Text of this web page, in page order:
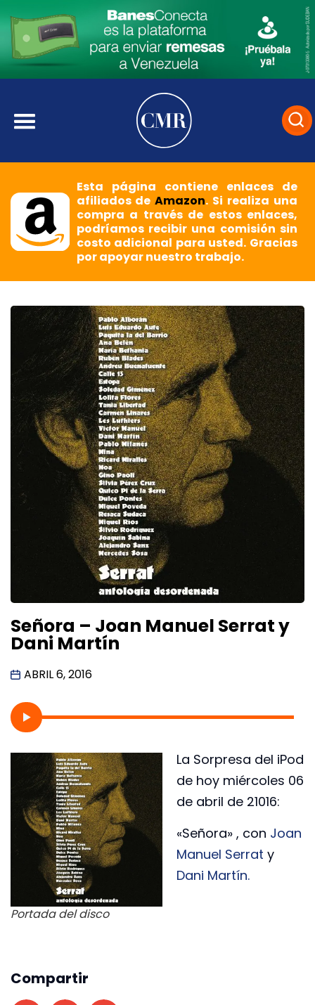
Esta página contiene enlaces de
afiliados deAmazon. Si realiza una
compra a través de estos enlaces,
podríamos recibir una comisión sin
costo adicional para usted. Gracias
por apoyar nuestro trabajo.
Señora – Joan Manuel Serrat y
Dani Martín
ABRIL 6, 2016
Portada del disco
La Sorpresa del iPod
de hoy miércoles 06
de abril de 21016:
«Señora» , con Joan
Manuel Serrat y
Dani Martín.
Compartir